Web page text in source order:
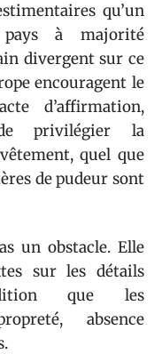
qu’un
à majorité
divergent sur ce
encouragent le
d’affirmation,
de privilégier la
quel que
de pudeur sont
un obstacle. Elle
sur les détails
que les
absence